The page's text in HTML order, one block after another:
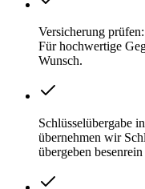
Versicherung
Für hochwertige
Wunsch.
Schlüsselübergabe
übernehmen wir
übergeben